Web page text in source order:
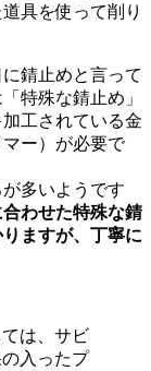
具を使って削り
錆止めと言って
特殊な錆止め」
工されている金
ー）が必要で
多いようです
わせた特殊な錆
ますが、丁寧に
は、サビ
入ったプ